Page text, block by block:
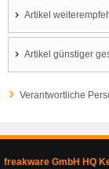
Artikel
Artikel günstiger
Verantwortliche
freakware GmbH HQ